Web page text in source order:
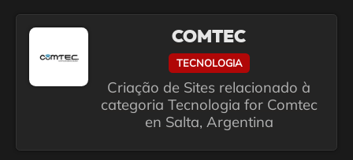
COMTEC
TECNOLOGIA
Criação de Sites relacionado à
categoria Tecnologia for Comtec
en Salta, Argentina